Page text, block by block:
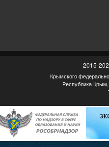
2015-
Крымского
Республика